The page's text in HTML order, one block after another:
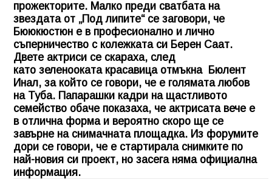
прожекторите. Малко преди сватбата на
звездата от „Под липите“ се заговори, че
Бююкюстюн е в професионално и лично
съперничество с колежката си Берен Саат.
Двете актриси се скараха, след
като зеленооката красавица отмъкна Бюлент
Инал, за който се говори, че е голямата любов
на Туба. Папарашки кадри на щастливото
семейство обаче показаха, че актрисата вече е
в отлична форма и вероятно скоро ще се
завърне на снимачната площадка. Из форумите
дори се говори, че е стартирала снимките по
най-новия си проект, но засега няма официална
информация.